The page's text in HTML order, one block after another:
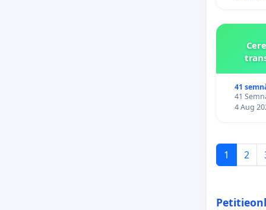
41
41
4 Aug
1 2